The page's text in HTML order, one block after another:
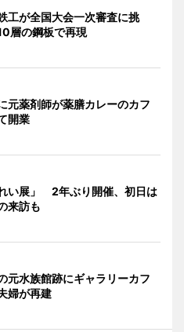
工が全国大会一次審査に挑
層の鋼板で再現
元薬剤師が薬膳カレーのカフ
開業
い展」 2年ぶり開催、初日は
来訪も
元水族館跡にギャラリーカフ
婦が再建